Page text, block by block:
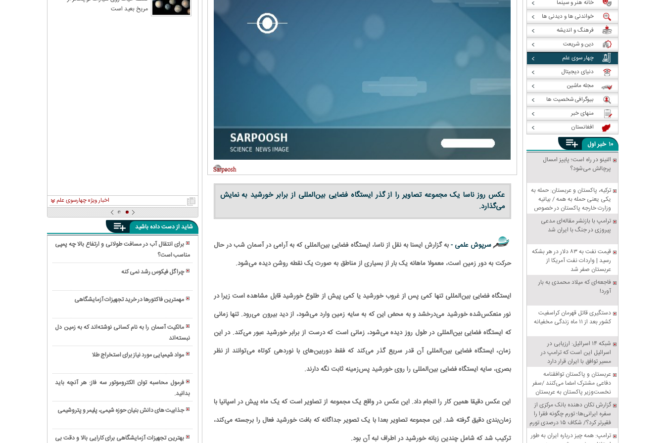
عکس روز ناسا یک مجموعه تصاویر را از گذر ایستگاه فضایی بین‌المللی از برابر خورشید به نمایش
می‌گذارد.
سرپوش علمی -به گزارش ایسنا به نقل از ناسا، ایستگاه فضایی بین‌المللی که به آرامی در آسمان شب در حال
حرکت به دور زمین است، معمولا ماهانه یک بار از بسیاری از مناطق به صورت یک نقطه روشن دیده می‌شود.
ایستگاه فضایی بین‌المللی تنها کمی پس از غروب خورشید یا کمی پیش از طلوع خورشید قابل مشاهده است زیرا در
نور منعکس‌شده خورشید می‌درخشد و به محض این که به سایه زمین وارد می‌شود، از دید بیرون می‌رود. تنها زمانی
که ایستگاه فضایی بین‌المللی در طول روز دیده می‌شود، زمانی است که درست از برابر خورشید عبور می‌کند. در این
زمان، ایستگاه فضایی بین‌المللی آن قدر سریع گذر می‌کند که فقط دوربین‌های با نوردهی کوتاه می‌توانند از نظر
بصری، سایه ایستگاه فضایی بین‌المللی را روی خورشید پس‌زمینه ثابت نگه دارند.
این عکس دقیقا همین کار را انجام داد. این عکس در واقع یک مجموعه‌ از تصاویر است که یک ماه پیش در اسپانیا با
زمان‌بندی دقیق گرفته شد. این مجموعه تصاویر بعدا با یک تصویر جداگانه که بافت خورشید فعال را برجسته می‌کند،
ترکیب شد که شامل چندین زبانه خورشید در اطراف لبه آن بود.
مریخ بعید است
اخبار ویژه چهارسوی علم
شاید از دست داده باشید
برای انتقال آب در مسافت طولانی و ارتفاع بالا چه پمپی
مناسب است؟
چرا گل فیکوس رشد نمی کنه
مهمترین فاکتورها در خرید تجهیزات آزمایشگاهی
مالکیت آسمان را به نام کسانی نوشته‌اند که به زمین دل
نبسته‌اند
مواد شیمیایی مورد نیاز برای استخراج طلا
فرمول محاسبه توان الکتروموتور سه فاز: هر آنچه باید
بدانید.
جذابیت های دانش بنیان حوزه شیمی، پلیمر و پتروشیمی
بهترین تجهیزات آزمایشگاهی برای کارایی بالا و دقت بی
خانه هنر و سینما
خواندنی ها و دیدنی ها
فرهنگ و اندیشه
دین و شریعت
چهار سوی علم
دنیای دیجیتال
مجله ماشین
بیوگرافی شخصیت ها
منهای خبر
افغانستان
۱۰ خبراول
النینو در راه است؛ پاییز امسال
پرچالش می‌شود؟
ترکیه، پاکستان و عربستان: حمله به
یکی یعنی حمله به همه / بیانیه
وزارت خارجه پاکستان در خصوص
پیمان دفاعی مشترک مکه
ترامپ با بازنشر مقاله‌ای مدعی
پیروزی در جنگ با ایران شد
قیمت نفت به ۸۳ دلار در هر بشکه
رسید | واردات نفت آمریکا از
عربستان صفر شد
فاجعه‌ای که میلاد محمدی به بار
آورد!
دستگیری قاتل قهرمان کراسفیت
کشور بعد از ۱۱ ماه زندگی مخفیانه
شبکه ۱۴ اسرائیل: ارزیابی در
اسرائیل این است که ترامپ در
مسیر توافق با ایران قرار دارد
عربستان و پاکستان توافقنامه
دفاعی مشترک امضا می‌کنند /سفر
نخست‌وزیر پاکستان به عربستان
گزارش تکان‌ دهنده بانک مرکزی از
سفره ایرانی‌ها؛ تورم چگونه فقرا را
فقیرتر کرد؟/ شکاف ۱۵ درصدی تورم
میان فقیر و غنی
ترامپ: همه چیز درباره ایران به طور